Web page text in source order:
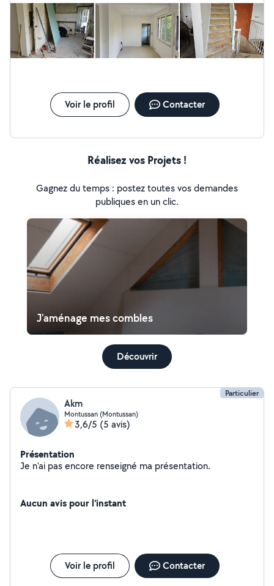
Voir le profil Contacter
Réalisez vos Projets !
Gagnez du temps : postez toutes vos demandes
publiques en un clic.
J'aménage mes combles
Découvrir
Particulier
Akm
Montussan (Montussan)
3,6/5 (5 avis)
Présentation
Je n'ai pas encore renseigné ma présentation.
Aucun avis pour l'instant
Voir le profil Contacter